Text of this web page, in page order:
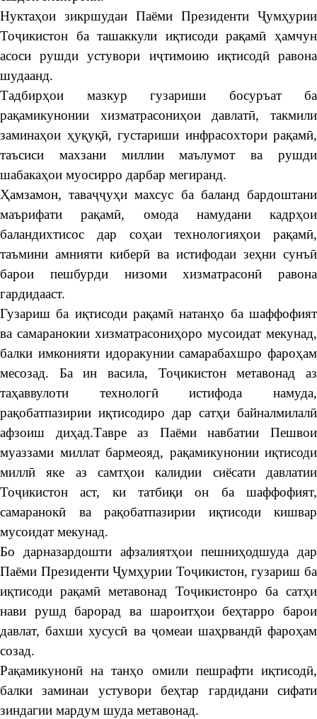
Нуктаҳои зикршудаи Паёми Президенти Ҷумҳурии
Тоҷикистон ба ташаккули иқтисоди рақамӣ ҳамчун
асоси рушди устувори иҷтимоию иқтисодӣ равона
шудаанд.
Тадбирҳои мазкур гузариши босуръат ба
рақамикунонии хизматрасониҳои давлатӣ, такмили
заминаҳои ҳуқуқӣ, густариши инфрасохтори рақамӣ,
таъсиси махзани миллии маълумот ва рушди
шабакаҳои муосирро дарбар мегиранд.
Ҳамзамон, таваҷҷуҳи махсус ба баланд бардоштани
маърифати рақамӣ, омода намудани кадрҳои
баландихтисос дар соҳаи технологияҳои рақамӣ,
таъмини амнияти киберӣ ва истифодаи зеҳни сунъӣ
барои пешбурди низоми хизматрасонӣ равона
гардидааст.
Гузариш ба иқтисоди рақамӣ натанҳо ба шаффофият
ва самаранокии хизматрасониҳоро мусоидат мекунад,
балки имконияти идоракунии самарабахшро фароҳам
месозад. Ба ин васила, Тоҷикистон метавонад аз
таҳаввулоти технологӣ истифода намуда,
рақобатпазирии иқтисодиро дар сатҳи байналмилалӣ
афзоиш диҳад.Тавре аз Паёми навбатии Пешвои
муаззами миллат бармеояд, рақамикунонии иқтисоди
миллӣ яке аз самтҳои калидии сиёсати давлатии
Тоҷикистон аст, ки татбиқи он ба шаффофият,
самаранокӣ ва рақобатпазирии иқтисоди кишвар
мусоидат мекунад.
Бо дарназардошти афзалиятҳои пешниҳодшуда дар
Паёми Президенти Ҷумҳурии Тоҷикистон, гузариш ба
иқтисоди рақамӣ метавонад Тоҷикистонро ба сатҳи
нави рушд барорад ва шароитҳои беҳтарро барои
давлат, бахши хусусӣ ва ҷомеаи шаҳрвандӣ фароҳам
созад.
Рақамикунонӣ на танҳо омили пешрафти иқтисодӣ,
балки заминаи устувори беҳтар гардидани сифати
зиндагии мардум шуда метавонад.